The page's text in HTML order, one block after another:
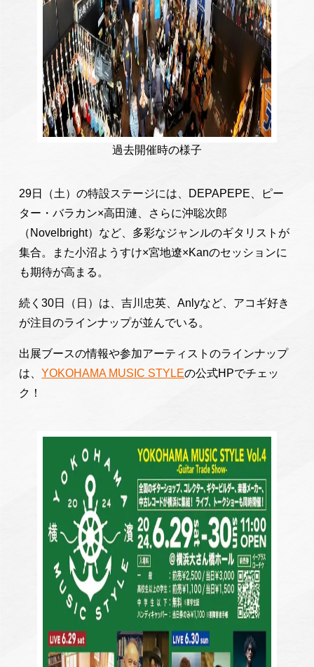
過去開催時の様子
29日（土）の特設ステージには、DEPAPEPE、ピー
ター・バラカン×高田漣、さらに沖聡次郎
（Novelbright）など、多彩なジャンルのギタリストが
集合。また小沼ようすけ×宮地遼×Kanのセッションに
も期待が高まる。
続く30日（日）は、吉川忠英、Anlyなど、アコギ好き
が注目のラインナップが並んでいる。
出展ブースの情報や参加アーティストのラインナップ
は、YOKOHAMA MUSIC STYLEの公式HPでチェッ
ク！